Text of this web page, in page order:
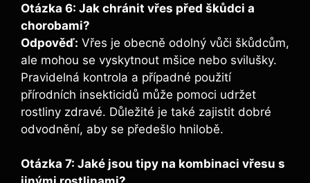
Otázka 6: Jak chránit vřes před škůdci a
chorobami?
Odpověď: Vřes je obecně odolný vůči škůdcům,
ale mohou se vyskytnout mšice nebo svilušky.
Pravidelná kontrola a případné použití
přírodních insekticidů může pomoci udržet
rostliny zdravé. Důležité je také zajistit dobré
odvodnění, aby se předešlo hnilobě.
Otázka 7: Jaké jsou tipy na kombinaci vřesu s